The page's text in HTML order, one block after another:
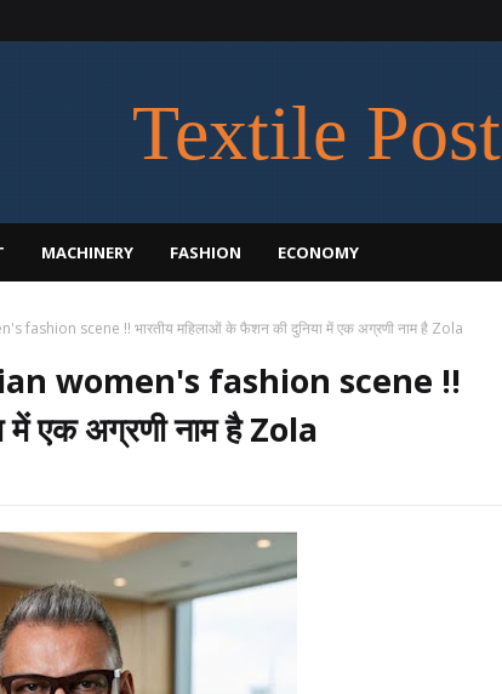
Textile Post
MACHINERY FASHION ECONOMY
scene !! भारतीय महिलाओं के फैशन की दुनिया में एक अग्रणी नाम है Zola
women's fashion scene !!
में एक अग्रणी नाम है Zola